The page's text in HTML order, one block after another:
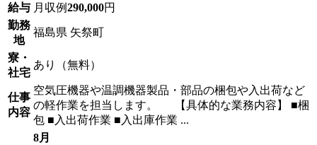
給与 月収例290,000円
勤務
地
福島県 矢祭町
寮・
社宅
あり（無料）
仕事
内容
空気圧機器や温調機器製品・部品の梱包や入出荷など
の軽作業を担当します。 【具体的な業務内容】 ■梱
包 ■入出荷作業 ■入出庫作業 ...
8月